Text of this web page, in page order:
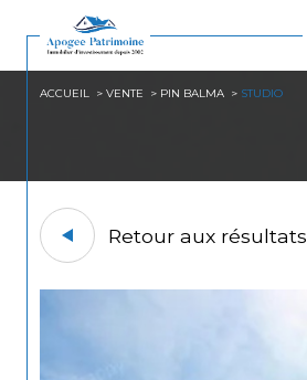
ACCUEIL VENTE PIN BALMA STUDIO
Retour aux résultats